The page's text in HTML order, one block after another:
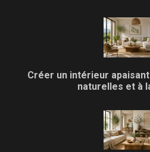
Créer un intérieur
naturelles et à